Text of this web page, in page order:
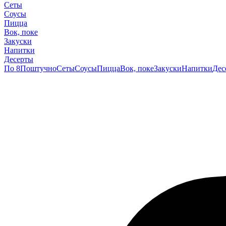
Сеты
Соусы
Пицца
Вок, поке
Закуски
Напитки
Десерты
По 8ПоштучноСетыСоусыПиццаВок, покеЗакускиНапитки